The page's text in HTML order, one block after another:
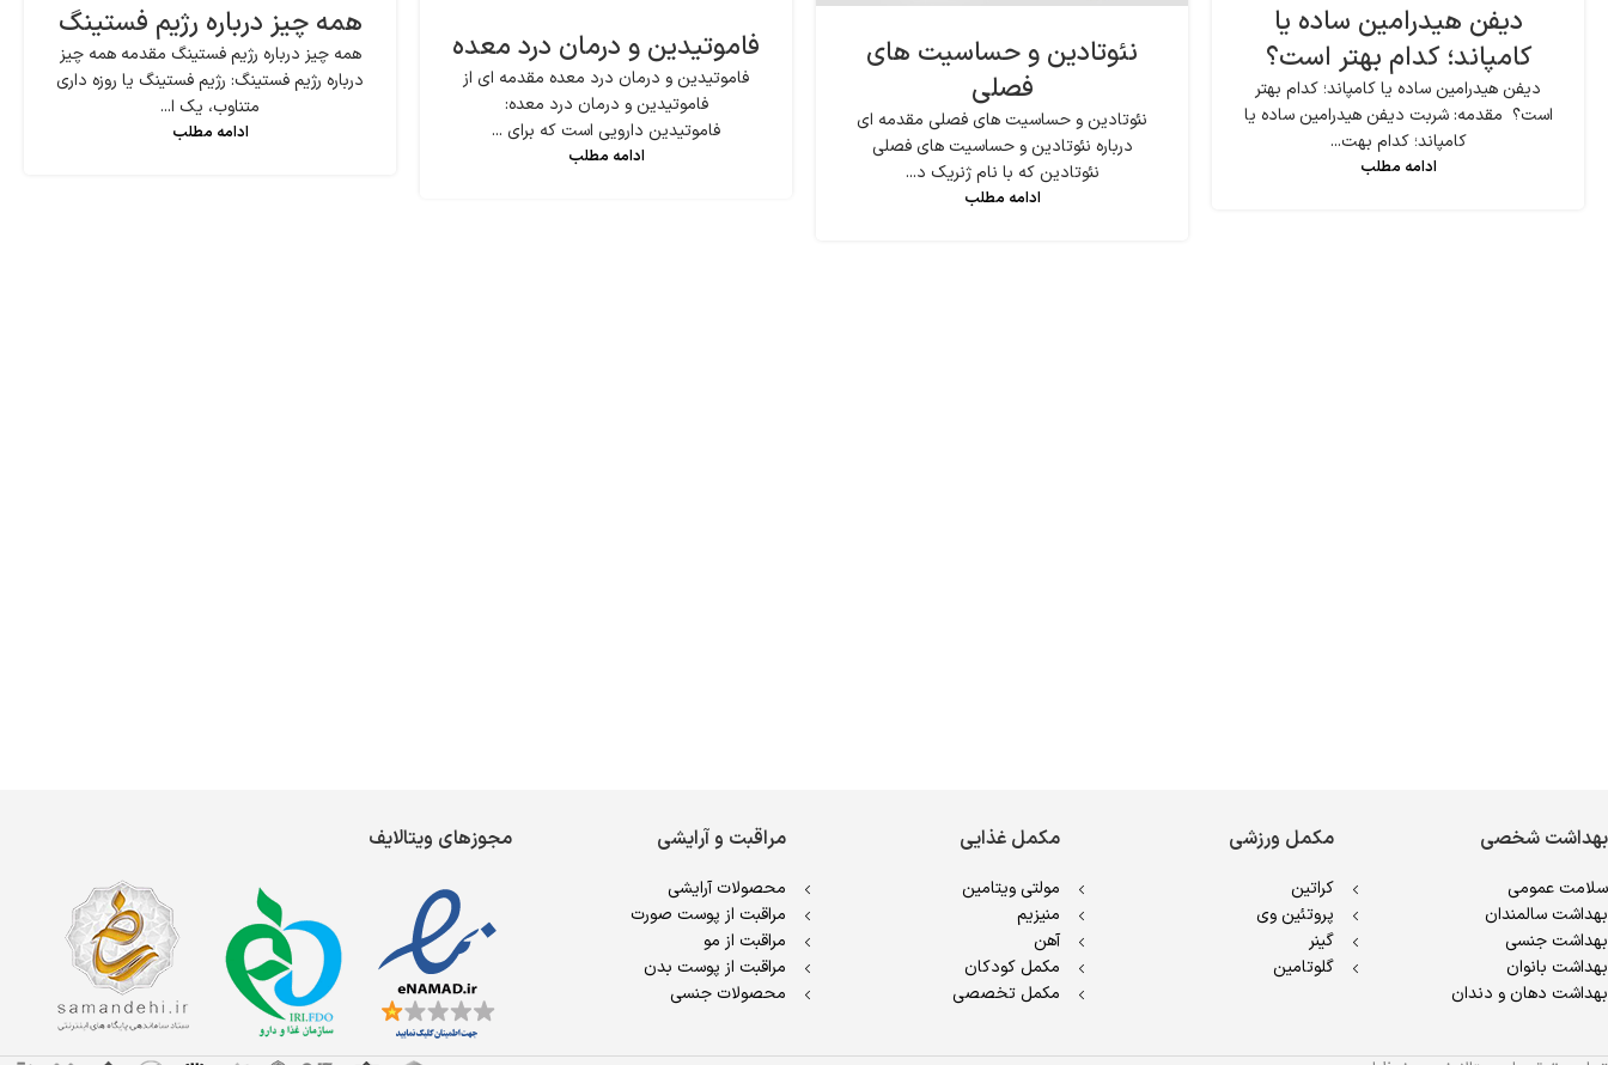
دیفن هیدرامین ساده یا
کامپاند؛ کدام بهتر است؟
دیفن هیدرامین ساده یا کامپاند؛ کدام بهتر
است؟ مقدمه: شربت دیفن هیدرامین ساده یا
کامپاند؛ کدام بهت...
ادامه مطلب
نئوتادین و حساسیت های
فصلی
نئوتادین و حساسیت های فصلی مقدمه ای
درباره نئوتادین و حساسیت های فصلی
نئوتادین که با نام ژنریک د...
ادامه مطلب
فاموتیدین و درمان درد معده
فاموتیدین و درمان درد معده مقدمه ای از
فاموتیدین و درمان درد معده:
فاموتیدین دارویی است که برای ...
ادامه مطلب
همه چیز درباره رژیم فستینگ
همه چیز درباره رژیم فستینگ مقدمه همه چیز
درباره رژیم فستینگ: رژیم فستینگ یا روزه داری
متناوب، یک ا...
ادامه مطلب
بهداشت شخصی
سلامت عمومی
بهداشت سالمندان
بهداشت جنسی
بهداشت بانوان
بهداشت دهان و دندان
مکمل ورزشی
کراتین
پروتئین وی
گینر
گلوتامین
مکمل غذایی
مولتی ویتامین
منیزیم
آهن
مکمل کودکان
مکمل تخصصی
مراقبت و آرایشی
محصولات آرایشی
مراقبت از پوست صورت
مراقبت از مو
مراقبت از پوست بدن
محصولات جنسی
مجوزهای ویتالایف